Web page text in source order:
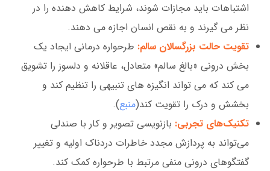
اشتباهات باید مجازات شوند، شرایط کاهش دهنده را در
نظر می گیرند و به نقص انسان اجازه می دهند.
تقویت حالت بزرگسالان سالم: طرحواره درمانی ایجاد یک
بخش درونی «بالغ سالم» متعادل، عاقلانه و دلسوز را تشویق
می کند که می تواند انگیزه های تنبیهی را تنظیم کند و
بخشش و درک را تقویت کند(منبع).
تکنیک‌های تجربی: بازنویسی تصویر و کار با صندلی
می‌تواند به پردازش مجدد خاطرات دردناک اولیه و تغییر
گفتگوهای درونی منفی مرتبط با طرحواره کمک کند.